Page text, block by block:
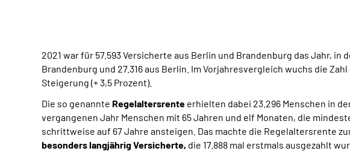
2021 war für 57.593 Versicherte aus Berlin und Brandenburg das Jahr,
Brandenburg und 27.316 aus Berlin. Im Vorjahresvergleich wuchs die
Steigerung (+ 3,5 Prozent).
Die so genannte Regelaltersrente erhielten dabei 23.296 Menschen in
vergangenen Jahr Menschen mit 65 Jahren und elf Monaten, die
schrittweise auf 67 Jahre ansteigen. Das machte die Regelaltersrente
besonders langjährig Versicherte, die 17.888 mal erstmals ausgezahlt